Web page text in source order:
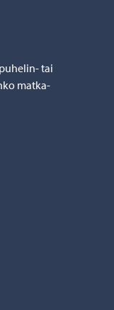
tai
matka-